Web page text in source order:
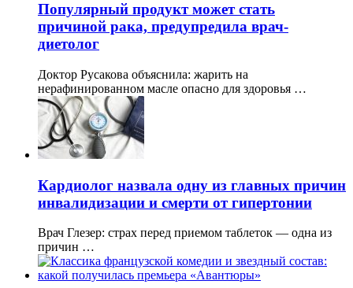
Популярный продукт может стать
причиной рака, предупредила врач-
диетолог
Доктор Русакова объяснила: жарить на
нерафинированном масле опасно для здоровья …
Кардиолог назвала одну из главных причин
инвалидизации и смерти от гипертонии
Врач Глезер: страх перед приемом таблеток — одна из
причин …